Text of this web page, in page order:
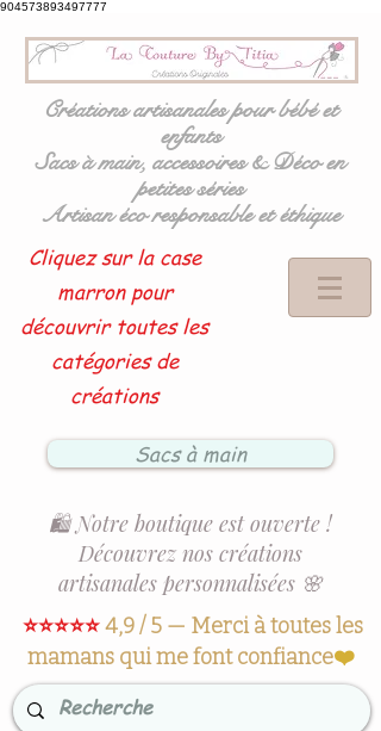
904573893497777
Créations artisanales pour bébé et
enfants
Sacs à main, accessoires & Déco en
petites séries
Artisan éco responsable et éthique
Cliquez sur la case
marron pour
découvrir toutes les
catégories de
créations
Sacs à main
🛍️ Notre boutique est ouverte !
Découvrez nos créations
artisanales personnalisées 🌸
⭐⭐⭐⭐⭐4,9 / 5 — Merci à toutes les
mamans qui me font confiance❤️